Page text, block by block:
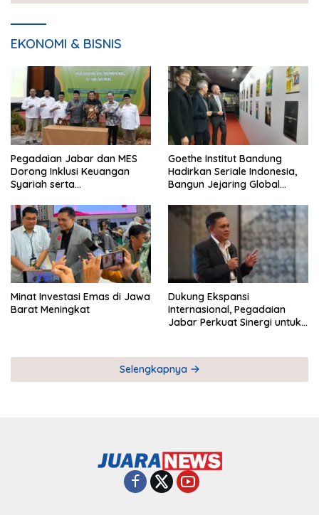
EKONOMI & BISNIS
Pegadaian Jabar dan MES
Dorong Inklusi Keuangan
Syariah serta
Goethe Institut Bandung
Hadirkan Seriale Indonesia,
Bangun Jejaring Global
Minat Investasi Emas di Jawa
Barat Meningkat
Dukung Ekspansi
Internasional, Pegadaian
Jabar Perkuat Sinergi untuk
Selengkapnya